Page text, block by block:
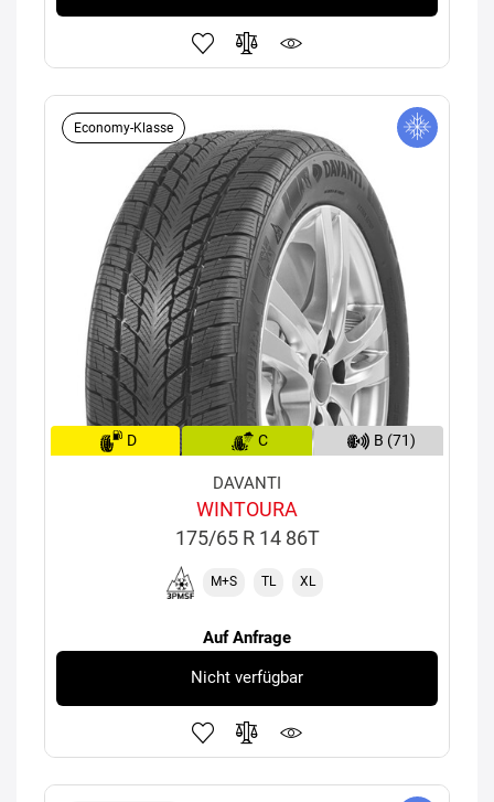
Economy-Klasse
D C B (71)
DAVANTI
WINTOURA
175/65 R 14 86T
M+S TL XL
Auf Anfrage
Nicht verfügbar